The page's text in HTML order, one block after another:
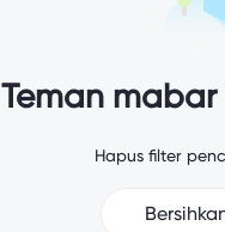
Teman
Hapus filter